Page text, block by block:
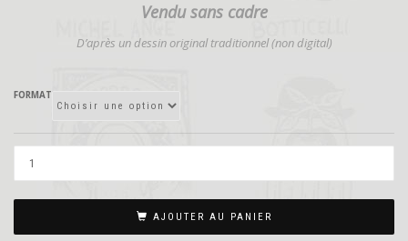
Vendu sans cadre
D’après un dessin original traditionnel (non digital)
FORMAT
AJOUTER AU PANIER